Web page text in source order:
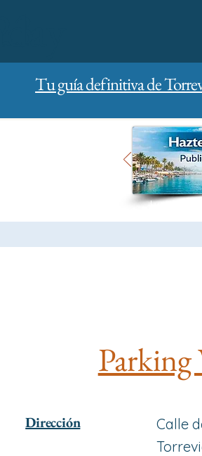
Tu guía definitiva de
Dirección
Calle